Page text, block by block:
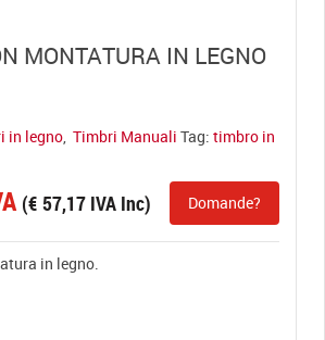
MONTATURA IN LEGNO
in legno Timbri Manuali Tag: timbro in
(€ 57,17 IVA Inc) Domande?
in legno.